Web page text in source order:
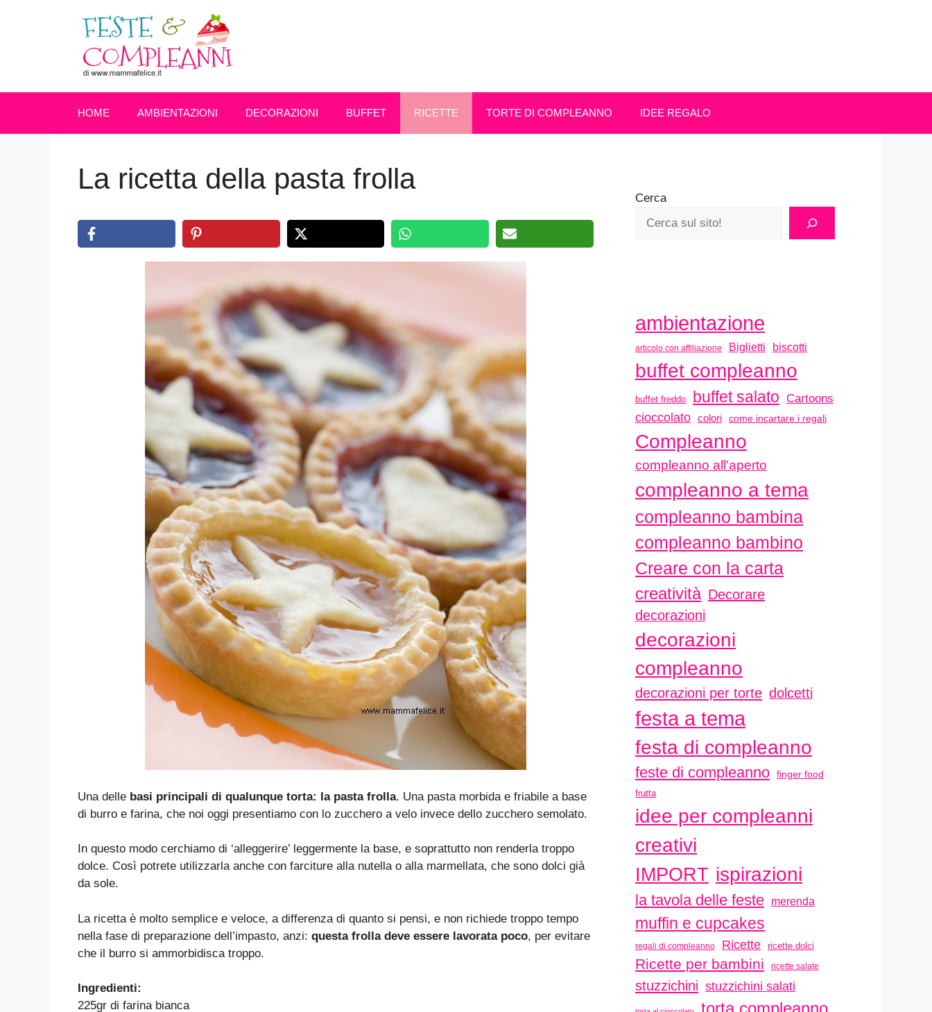
HOME AMBIENTAZIONI DECORAZIONI BUFFET RICETTE TORTE DI COMPLEANNO IDEE REGALO
La ricetta della pasta frolla
Una delle basi principali di qualunque torta: la pasta frolla. Una pasta morbida e friabile a base
di burro e farina, che noi oggi presentiamo con lo zucchero a velo invece dello zucchero semolato.
In questo modo cerchiamo di ‘alleggerire’ leggermente la base, e soprattutto non renderla troppo
dolce. Così potrete utilizzarla anche con farciture alla nutella o alla marmellata, che sono dolci già
da sole.
La ricetta è molto semplice e veloce, a differenza di quanto si pensi, e non richiede troppo tempo
nella fase di preparazione dell’impasto, anzi: questa frolla deve essere lavorata poco, per evitare
che il burro si ammorbidisca troppo.
Ingredienti:
225gr di farina bianca
Cerca
ambientazione
articolo con affiliazione Biglietti biscotti
buffet compleanno
buffet freddo buffet salato Cartoons
cioccolato colori come incartare i regali
Compleanno
compleanno all'aperto
compleanno a tema
compleanno bambina
compleanno bambino
Creare con la carta
creatività Decorare
decorazioni
decorazioni
compleanno
decorazioni per torte dolcetti
festa a tema
festa di compleanno
feste di compleanno finger food
frutta
idee per compleanni
creativi
IMPORT ispirazioni
la tavola delle feste merenda
muffin e cupcakes
regali di compleanno Ricette ricette dolci
Ricette per bambini ricette salate
stuzzichini stuzzichini salati
torta compleanno